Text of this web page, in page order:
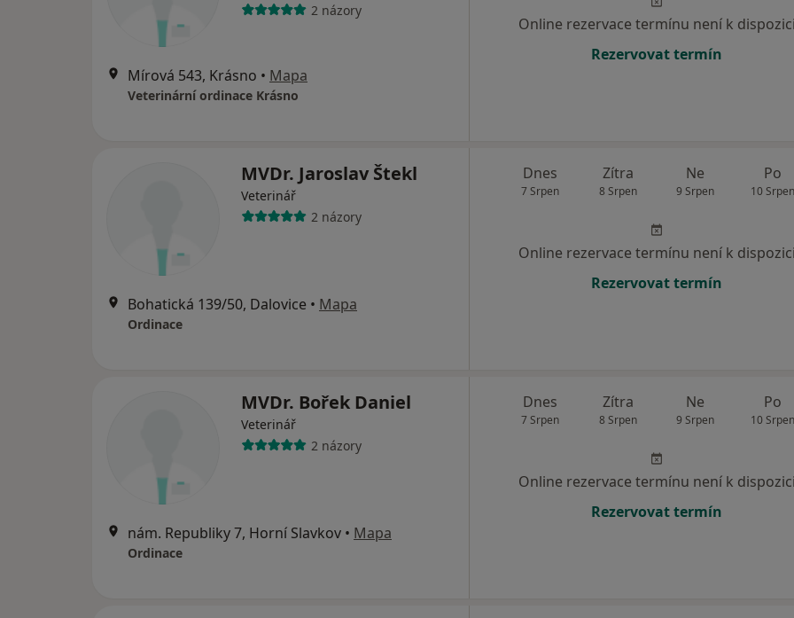
2 názory
Mírová 543, Krásno • Mapa
Veterinární ordinace Krásno
Online rezervace termínu není k dispozici
Rezervovat termín
MVDr. Jaroslav Štekl
Veterinář
2 názory
Bohatická 139/50, Dalovice • Mapa
Ordinace
Dnes
7 Srpen
Zítra
8 Srpen
Ne
9 Srpen
Po
10 Srpen
Online rezervace termínu není k dispozici
Rezervovat termín
MVDr. Bořek Daniel
Veterinář
2 názory
nám. Republiky 7, Horní Slavkov • Mapa
Ordinace
Dnes
7 Srpen
Zítra
8 Srpen
Ne
9 Srpen
Po
10 Srpen
Online rezervace termínu není k dispozici
Rezervovat termín